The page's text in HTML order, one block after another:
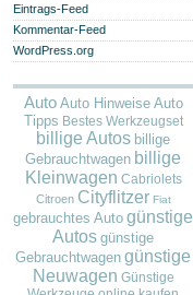
Eintrags-Feed
Kommentar-Feed
WordPress.org
Auto Auto Hinweise Auto
Tipps Bestes Werkzeugset
billige Autos billige
Gebrauchtwagen billige
Kleinwagen Cabriolets
Citroen Cityflitzer Fiat
gebrauchtes Auto günstige
Autos günstige
Gebrauchtwagen günstige
Neuwagen Günstige